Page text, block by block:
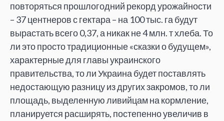
повторяться прошлогодний рекорд урожайности
– 37 центнеров с гектара – на 100 тыс. га будут
вырастать всего 0,37, а никак не 4 млн. т хлеба. То
ли это просто традиционные «сказки о будущем»,
характерные для главы украинского
правительства, то ли Украина будет поставлять
недостающую разницу из других закромов, то ли
площадь, выделенную ливийцам на кормление,
планируется расширять, постепенно увеличив в